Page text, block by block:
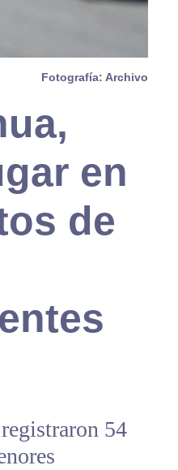
Fotografía: Archivo
en
de
54